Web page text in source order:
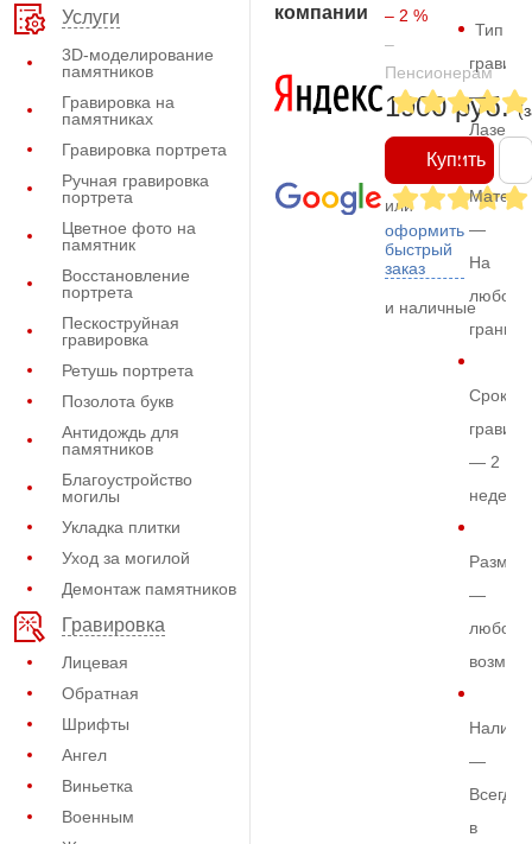
Услуги
3D-моделирование
памятников
Гравировка на
памятниках
Гравировка портрета
Ручная гравировка
портрета
Цветное фото на
памятник
Восстановление
портрета
Пескоструйная
гравировка
Ретушь портрета
Позолота букв
Антидождь для
памятников
Благоустройство
могилы
Укладка плитки
Уход за могилой
Демонтаж памятников
Гравировка
Лицевая
Обратная
Шрифты
Ангел
Виньетка
Военным
компании
– 2 %
–
Пенсионерам
1900 руб.
Купить
или
оформить
быстрый
заказ
и наличные
Тип
—
—
На
любом
граните
Срок
— 2
недели
Размер
—
любой
—
Всегда
в